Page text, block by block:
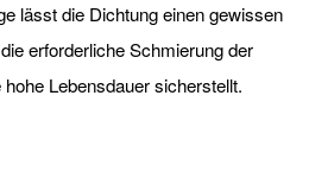
lässt die Dichtung einen gewissen
erforderliche Schmierung der
Lebensdauer sicherstellt.